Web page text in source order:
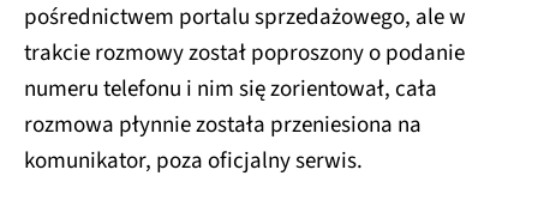
pośrednictwem portalu sprzedażowego, ale w
trakcie rozmowy został poproszony o podanie
numeru telefonu i nim się zorientował, cała
rozmowa płynnie została przeniesiona na
komunikator, poza oficjalny serwis.